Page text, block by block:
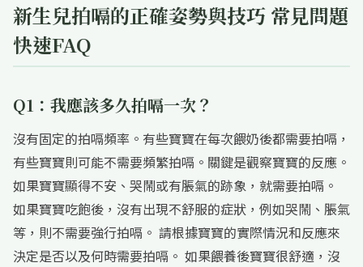
新生兒拍嗝的正確姿勢與技巧 常見問題
快速FAQ
Q1：我應該多久拍嗝一次？
沒有固定的拍嗝頻率。有些寶寶在每次餵奶後都需要拍嗝，
有些寶寶則可能不需要頻繁拍嗝。關鍵是觀察寶寶的反應。
如果寶寶顯得不安、哭鬧或有脹氣的跡象，就需要拍嗝。
如果寶寶吃飽後，沒有出現不舒服的症狀，例如哭鬧、脹氣
等，則不需要強行拍嗝。 請根據寶寶的實際情況和反應來
決定是否以及何時需要拍嗝。 如果餵養後寶寶很舒適，沒